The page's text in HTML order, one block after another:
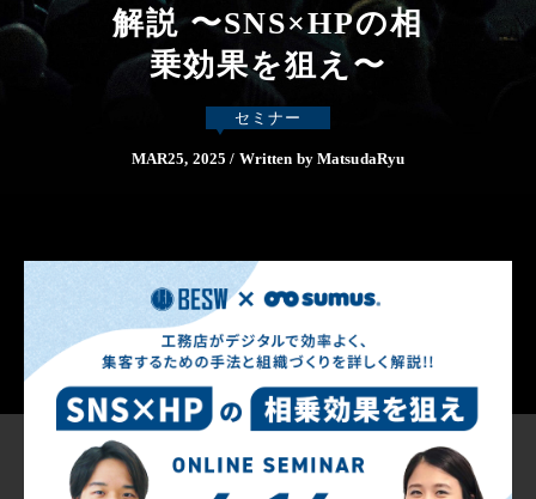
解説 〜SNS×HPの相
乗効果を狙え〜
セミナー
MAR25, 2025 / Written by MatsudaRyu